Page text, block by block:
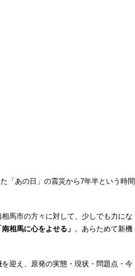
「あの日」の震災から7年半という時間
馬市の方々に対して、少しでも力にな
南相馬に心をよせる」 。あらためて新機
を迎え、原発の実態・現状・問題点・今